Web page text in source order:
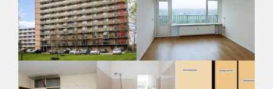
Geschikt voor studenten: Afhankelijk van de Eigenaar